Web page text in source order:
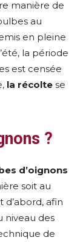
manière de
au
en pleine
la période
est censée
la récolte se
?
d’oignons
soit au
d’abord, afin
niveau des
de